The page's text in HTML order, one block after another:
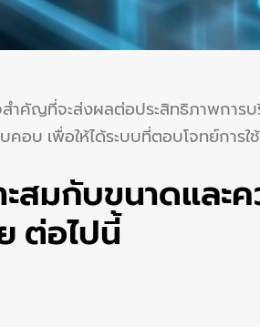
สำคัญที่จะส่งผลต่อประสิทธิภาพกา
อบ เพื่อให้ได้ระบบที่ตอบโจทย์การ
ะสมกับขนาดแล
ต่อไปนี้